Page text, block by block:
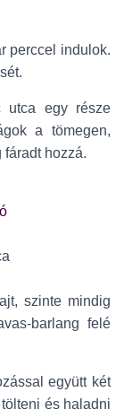
perccel indulok.
utca egy része
a tömegen,
fáradt hozzá.
szinte mindig
barlang felé
együtt két
és haladni